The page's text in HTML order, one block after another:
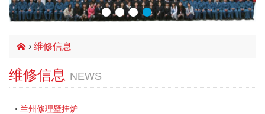
󰄫 › 维修信息
维修信息 NEWS
• 兰州修理壁挂炉